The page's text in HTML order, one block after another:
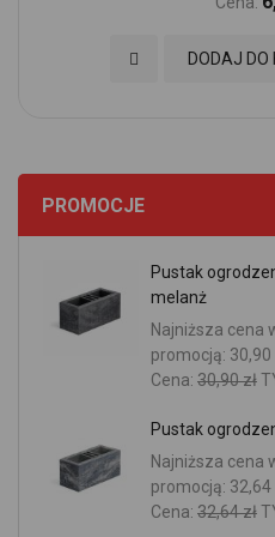
DODAJ DO
Dodaj do
PROMOCJE
Pustak
melanż
Najniższa cena
promocją: 30,90
Cena: 30,90 zł
Pustak
Najniższa cena
promocją: 32,64
Cena: 32,64 zł